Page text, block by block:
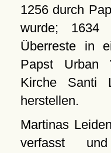
1256 durch
wurde; 1634
Überreste in
Papst Urban
Kirche Santi
herstellen.
Martinas
verfasst